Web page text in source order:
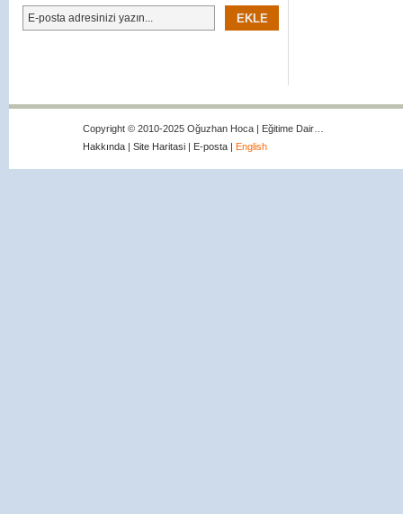
Copyright © 2010-2025 Oğuzhan Hoca | Eğitime Dair…
Hakkında | Site Haritasi | E-posta | English